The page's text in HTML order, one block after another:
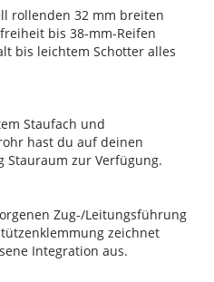
rollenden 32 mm breiten
bis 38-mm-Reifen
bis leichtem Schotter alles
Staufach und
hast du auf deinen
Stauraum zur Verfügung.
Zug-/Leitungsführung
zeichnet
Integration aus.